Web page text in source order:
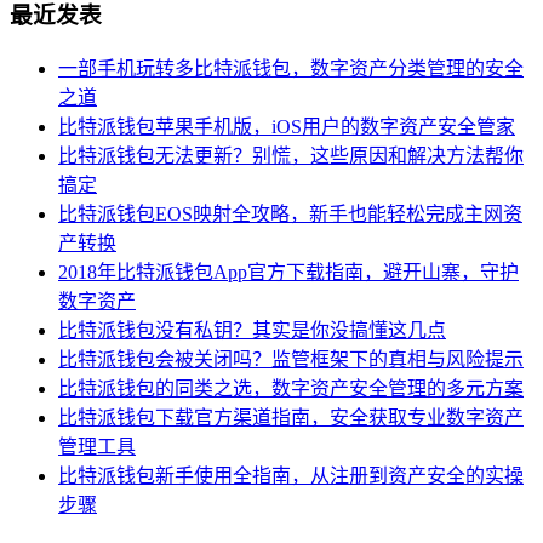
最近发表
一部手机玩转多比特派钱包，数字资产分类管理的安全
之道
比特派钱包苹果手机版，iOS用户的数字资产安全管家
比特派钱包无法更新？别慌，这些原因和解决方法帮你
搞定
比特派钱包EOS映射全攻略，新手也能轻松完成主网资
产转换
2018年比特派钱包App官方下载指南，避开山寨，守护
数字资产
比特派钱包没有私钥？其实是你没搞懂这几点
比特派钱包会被关闭吗？监管框架下的真相与风险提示
比特派钱包的同类之选，数字资产安全管理的多元方案
比特派钱包下载官方渠道指南，安全获取专业数字资产
管理工具
比特派钱包新手使用全指南，从注册到资产安全的实操
步骤